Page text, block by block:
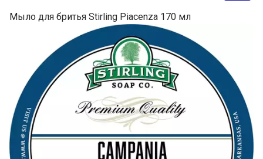
Мыло для бритья Stirling Piacenza 170 мл